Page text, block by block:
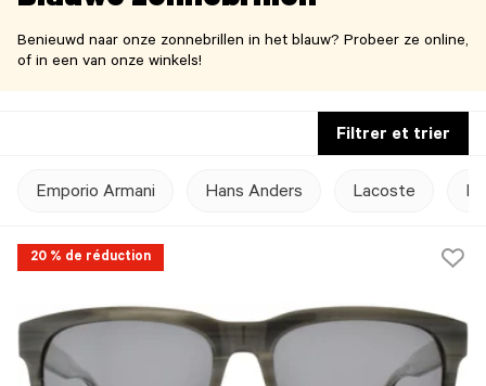
Benieuwd naar onze zonnebrillen in het blauw? Probeer ze online,
of in een van onze winkels!
Filtrer et trier
Emporio Armani Hans Anders Lacoste
20 % de réduction